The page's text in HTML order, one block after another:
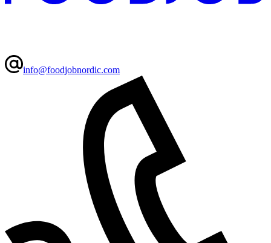
info@foodjobnordic.com